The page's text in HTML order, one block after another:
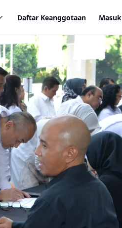
Daftar Keanggotaan Masuk